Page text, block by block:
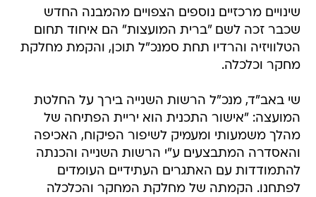
שינויים מרכזיים נוספים הצפויים מהמבנה החדש
שכבר זכה לשם "ברית המועצות" הם איחוד תחום
הטלוויזיה והרדיו תחת סמנכ"ל תוכן, והקמת מחלקת
מחקר וכלכלה.
שי באב"ד, מנכ"ל הרשות השנייה בירך על החלטת
המועצה: "אישור התכנית הוא יריית הפתיחה של
מהלך משמעותי ומעמיק לשיפור הפיקוח, האכיפה
והאסדרה המתבצעים ע"י הרשות השנייה והכנתה
להתמודדות עם האתגרים העתידיים העומדים
לפתחנו. הקמתה של מחלקת המחקר והכלכלה